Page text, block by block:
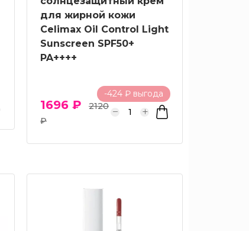
для жирной кожи
Celimax Oil Control Light
Sunscreen SPF50+
PA++++
-424 ₽ выгода
1696 ₽
2120
₽